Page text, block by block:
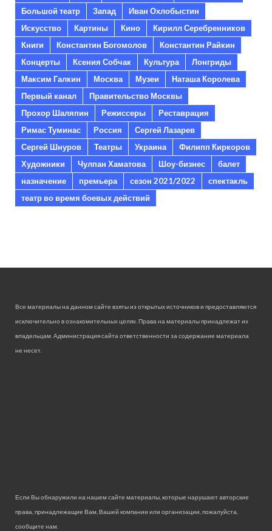
Большой театр
Запад
Иван Охлобыстин
Искусство
Картины Кино
Кирилл Серебренников
Книги
Константин Богомолов
Константин Райкин
Концерты
Ксения Собчак Культура
Лонгриды
Максим Галкин
Москва Музеи
Наташа Королева
Первый канал
Правительство Москвы
Прохор Шаляпин
Режиссеры
Реставрация
Римас Туминас
Россия
Сергей Лазарев
Сергей Шнуров
Театры Украина
Филипп Киркоров
Художники
Чулпан Хаматова Шоу-бизнес
балет
назначение
премьера сезон 2021/2022
спектакль
театр во время боевых действий
Все материалы на данном сайте взяты из открытых источников и предоставляются
исключительно в ознакомительных целях. Права на материалы принадлежат их
владельцам. Администрация сайта ответственности за содержание материала
не несет.
Если Вы обнаружили на нашем сайте материалы, которые нарушают авторские
права, принадлежащие Вам, Вашей компании или организации, пожалуйста,
сообщите нам.